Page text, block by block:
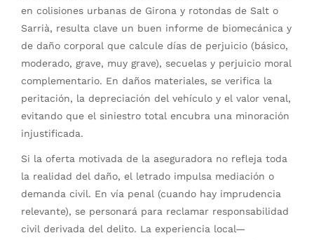
en colisiones urbanas de Girona y rotondas de Salt o
Sarrià, resulta clave un buen informe de biomecánica y
de daño corporal que calcule días de perjuicio (básico,
moderado, grave, muy grave), secuelas y perjuicio moral
complementario. En daños materiales, se verifica la
peritación, la depreciación del vehículo y el valor venal,
evitando que el siniestro total encubra una minoración
injustificada.
Si la oferta motivada de la aseguradora no refleja toda
la realidad del daño, el letrado impulsa mediación o
demanda civil. En vía penal (cuando hay imprudencia
relevante), se personará para reclamar responsabilidad
civil derivada del delito. La experiencia local—